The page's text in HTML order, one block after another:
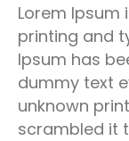
Lorem
printing and
Ipsum has
dummy text
unknown
scrambled it